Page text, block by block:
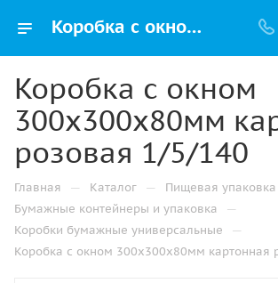
Коробка с окном 300х300х80мм картонная розовая 1/5/140 купить оптом и розницу с доставкой в Челябинске
Коробка с окном
300х300х80мм
розовая 1/5/140
Главная — Каталог — Пищевая упаковка
Бумажные контейнеры и упаковка —
Коробки бумажные универсальные —
Коробка с окном 300х300х80мм картонная